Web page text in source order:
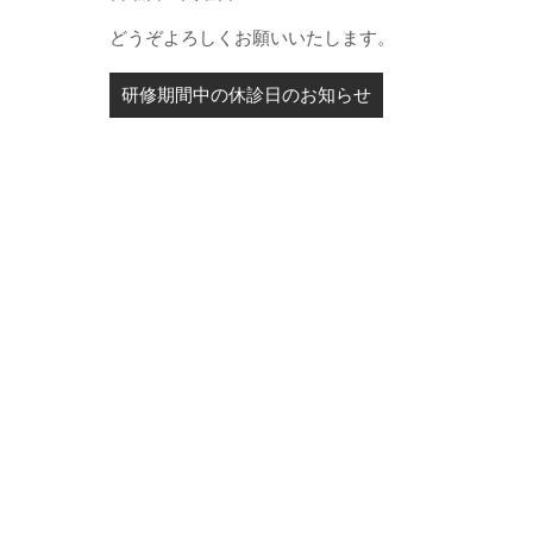
どうぞよろしくお願いいたします。
投
研修期間中の休診日のお知らせ